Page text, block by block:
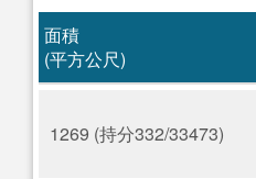
面積
(平方公尺)
1269 (持分332/33473)